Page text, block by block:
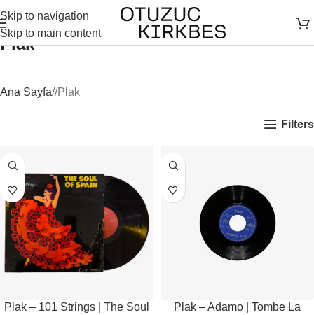
Skip to navigation
Skip to main content
Plak
Ana Sayfa/ Plak
Filters
Plak – 101 Strings | The Soul
Plak – Adamo | Tombe La